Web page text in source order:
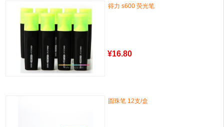
得力 s600 荧光笔
¥16.80
圆珠笔 12支/盒